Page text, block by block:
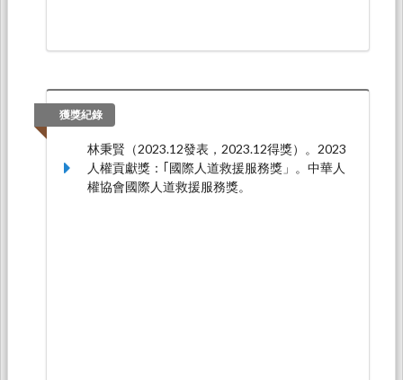
獲獎紀錄
林秉賢（2023.12發表，2023.12得獎）。2023
人權貢獻獎：｢國際人道救援服務獎」。中華人
權協會國際人道救援服務獎。